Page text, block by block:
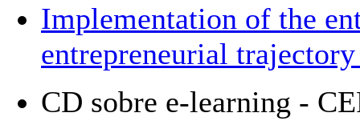
Implementation of the
entrepreneurial
CD sobre e-learning -